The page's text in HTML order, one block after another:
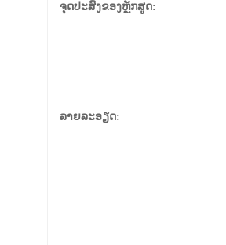
ຈຸດປະສົງຂອງຫຼັກສູດ:
ລາຍລະອຽດ: